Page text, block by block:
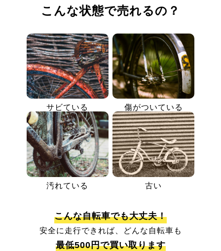
こんな状態で売れるの？
サビている 傷がついている
汚れている 古い
こんな自転車でも大丈夫！
安全に走行できれば、どんな自転車も
最低500円で買い取ります